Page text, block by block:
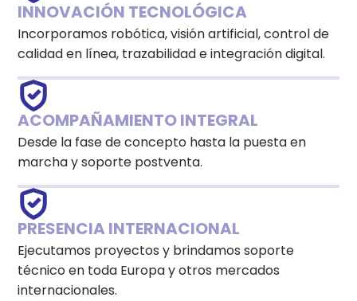
INNOVACIÓN TECNOLÓGICA
Incorporamos robótica, visión artificial, control de
calidad en línea, trazabilidad e integración digital.
ACOMPAÑAMIENTO INTEGRAL
Desde la fase de concepto hasta la puesta en
marcha y soporte postventa.
PRESENCIA INTERNACIONAL
Ejecutamos proyectos y brindamos soporte
técnico en toda Europa y otros mercados
internacionales.